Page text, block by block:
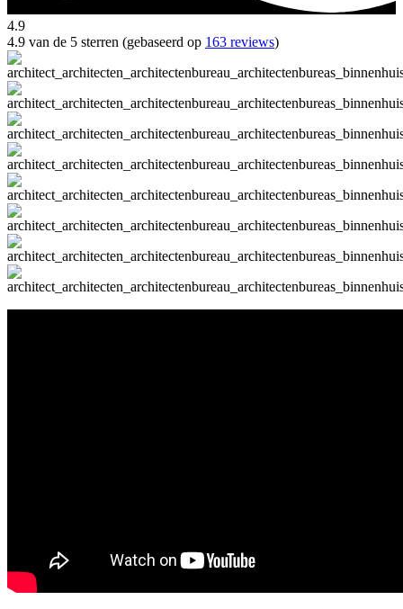
4.9
4.9 van de 5 sterren (gebaseerd op 163 reviews)